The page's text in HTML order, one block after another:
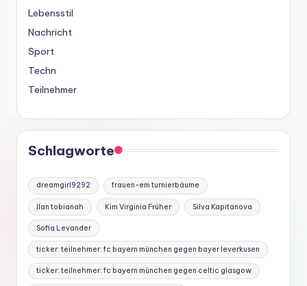
Lebensstil
Nachricht
Sport
Techn
Teilnehmer
Schlagworte
dreamgirl9292 frauen-em turnierbäume
Ilan tobianah Kim Virginia Früher Silva Kapitanova
Sofia Levander
ticker: teilnehmer: fc bayern münchen gegen bayer leverkusen
ticker: teilnehmer: fc bayern münchen gegen celtic glasgow